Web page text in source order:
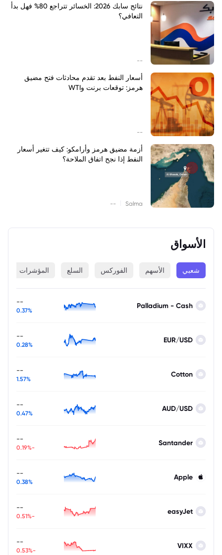
نتائج سابك 2026: الخسائر تتراجع 80% فهل بدأ
التعافي؟
--
أسعار النفط بعد تقدم محادثات فتح مضيق
هرمز: توقعات برنت وWTI
--
أزمة مضيق هرمز وأرامكو: كيف تتغير أسعار
النفط إذا نجح اتفاق الملاحة؟
Salma
--
الأسواق
شعبي الأسهم الفوركس السلع المؤشرات
Palladium - Cash
--
0.37%
EUR/USD
--
0.28%
Cotton
--
1.57%
AUD/USD
--
0.47%
Santander
--
-0.19%
Apple
--
0.38%
easyJet
--
-0.51%
VIXX
--
-0.53%